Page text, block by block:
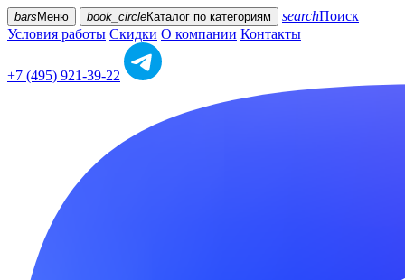
bars Меню book_circleКаталог по категориям searchПоиск
Условия работы Скидки О компании Контакты
+7 (495) 921-39-22